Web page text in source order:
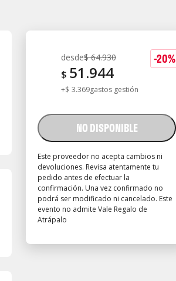
-20%
desde$ 64.930
$ 51.944
+$ 3.369gastos gestión
NO DISPONIBLE
Este proveedor no acepta cambios ni
devoluciones. Revisa atentamente tu
pedido antes de efectuar la
confirmación. Una vez confirmado no
podrá ser modificado ni cancelado. Este
evento no admite Vale Regalo de
Atrápalo